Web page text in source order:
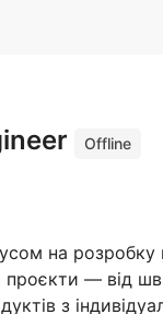
Offline
на розробку
— від
з